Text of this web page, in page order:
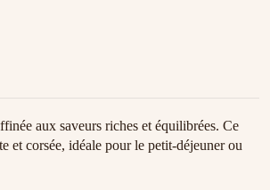
aux saveurs riches et équilibrées. Ce
et corsée, idéale pour le petit-déjeuner ou